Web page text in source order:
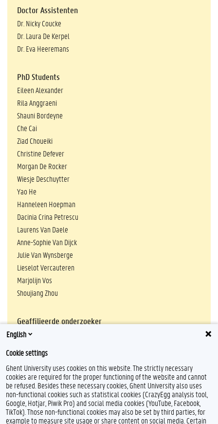
Doctor Assistenten
Dr. Nicky Coucke
Dr. Laura De Kerpel
Dr. Eva Heeremans
PhD Students
Eileen Alexander
Rila Anggraeni
Shauni Bordeyne
Che Cai
Ziad Choueiki
Christine Defever
Morgan De Rocker
Wiesje Deschuytter
Yao He
Hanneleen Hoepman
Dacinia Crina Petrescu
Laurens Van Daele
Anne-Sophie Van Dijck
Julie Van Wynsberge
Lieselot Vercauteren
Marjolijn Vos
Shoujiang Zhou
Geaffilieerde onderzoeker
Maxine Van Hove
English
Cookie settings
Ghent University uses cookies on this website. The strictly necessary
cookies are required for the proper functioning of the website and cannot
be refused. Besides these necessary cookies, Ghent University also uses
non-functional cookies such as statistical cookies (CrazyEgg analysis tool,
Google, Hotjar, Piwik Pro) and social media cookies (YouTube, Facebook,
TikTok). Those non-functional cookies may also be set by third parties, for
example to measure site usage or share content on social media. Certain